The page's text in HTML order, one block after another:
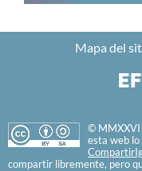
Mapa del
© MMXXVI
esta web lo
compartir libremente, pero